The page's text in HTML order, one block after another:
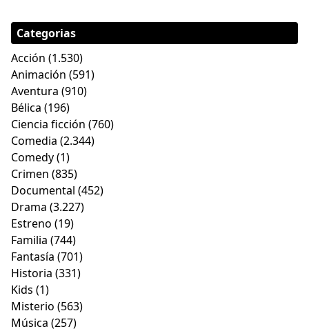
Categorias
Acción (1.530)
Animación (591)
Aventura (910)
Bélica (196)
Ciencia ficción (760)
Comedia (2.344)
Comedy(1)
Crimen (835)
Documental (452)
Drama (3.227)
Estreno (19)
Familia (744)
Fantasía (701)
Historia (331)
Kids (1)
Misterio (563)
Música (257)